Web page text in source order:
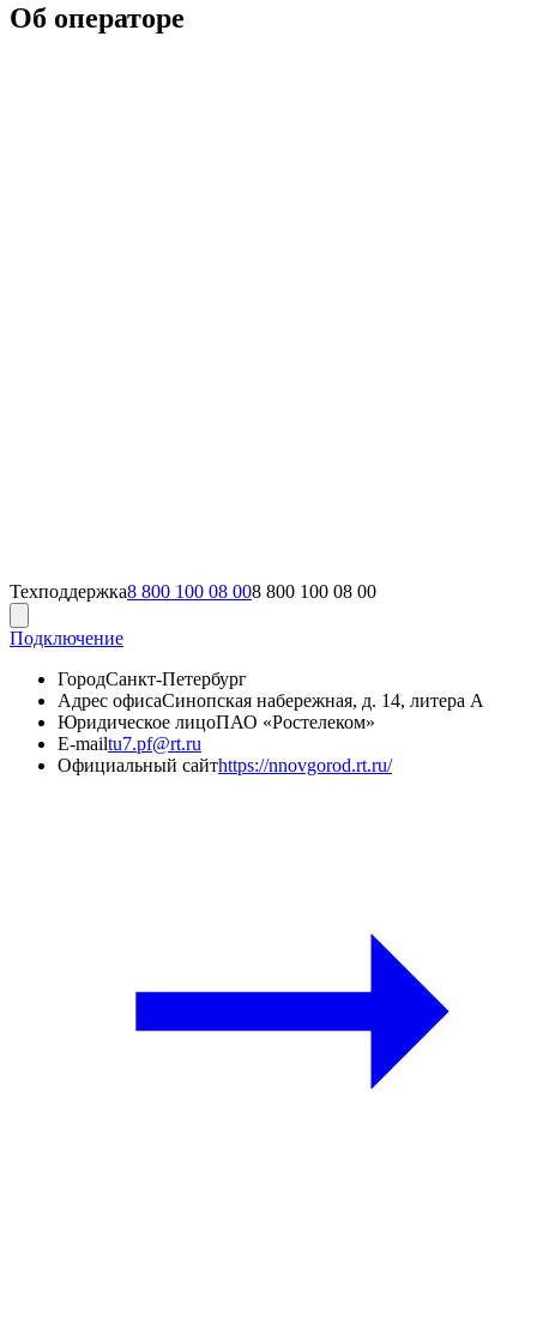
Об операторе
Техподдержка8 800 100 08 008 800 100 08 00
Подключение
ГородСанкт-Петербург
Адрес офисаСинопская набережная, д. 14, литера А
Юридическое лицоПАО «Ростелеком»
E-mailtu7.pf@rt.ru
Официальный сайтhttps://nnovgorod.rt.ru/